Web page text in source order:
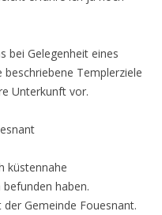
bei Gelegenheit eines
Templerziele
Unterkunft vor.
küstennahe
haben.
Gemeinde Fouesnant.